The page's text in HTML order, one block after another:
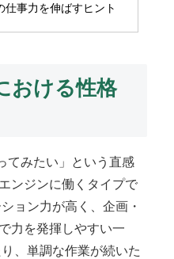
仕事力を伸ばすヒント
おける性格
てみたい」という直感
ンジンに働くタイプで
ョン力が高く、企画・
力を発揮しやすい一
、単調な作業が続いた